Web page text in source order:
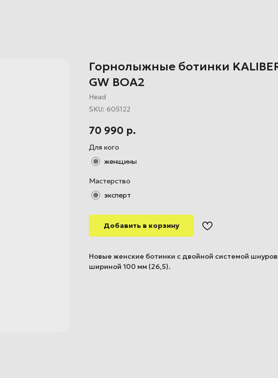
Горнолыжные ботинки
GW BOA2
Head
SKU: 605122
70 990 р.
Для кого
женщины
Мастерство
эксперт
Добавить в корзину
Новые женские ботинки c двойной системой
шириной 100 мм (26,5).